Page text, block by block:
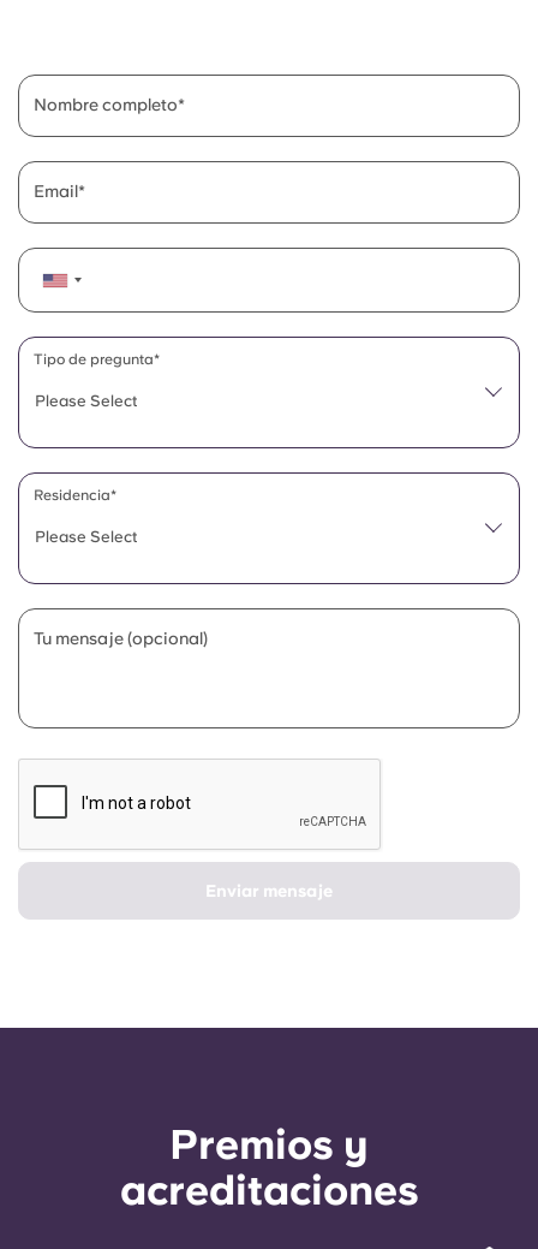
Español
Italian
Portuguese
Iniciar sesión
Nombre completo
Email
Please Select
Tipo de pregunta*
Please Select
Residencia*
Tu mensaje (opcional)
Enviar mensaje
Premios y
acreditaciones